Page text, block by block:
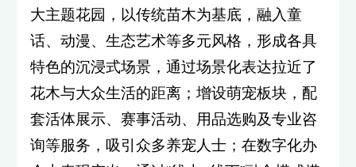
大主题花园，以传统苗木为基底，融入童
话、动漫、生态艺术等多元风格，形成各具
特色的沉浸式场景，通过场景化表达拉近了
花木与大众生活的距离；增设萌宠板块，配
套活体展示、赛事活动、用品选购及专业咨
询等服务，吸引众多养宠人士；在数字化办